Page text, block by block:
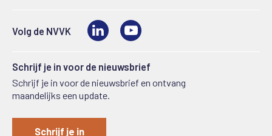
Volg de NVVK LinkedIn
Schrijf je in voor de nieuwsbrief
Schrijf je in voor de nieuwsbrief en ontvang
maandelijks een update.
Schrijf je in